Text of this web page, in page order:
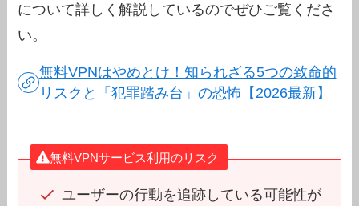
について詳しく解説しているのでぜひご覧くださ
い。
無料VPNはやめとけ！知られざる5つの致命的
リスクと「犯罪踏み台」の恐怖【2026最新】
無料VPNサービス利用のリスク
ユーザーの行動を追跡している可能性が